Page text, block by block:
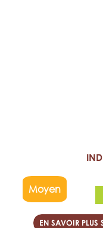
Moyen
EN SAVOIR PLUS